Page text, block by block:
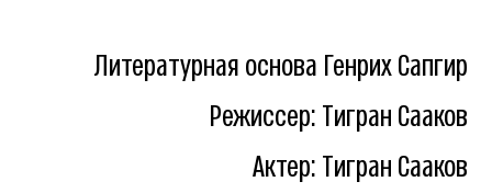
Литературная основа Генрих Сапгир
Режиссер: Тигран Сааков
Актер: Тигран Сааков